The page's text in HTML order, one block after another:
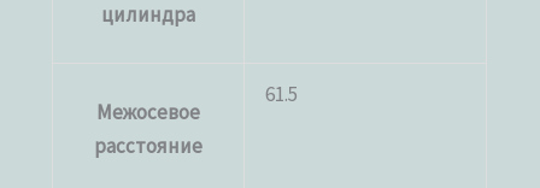
цилиндра
Межосевое
расстояние
61.5